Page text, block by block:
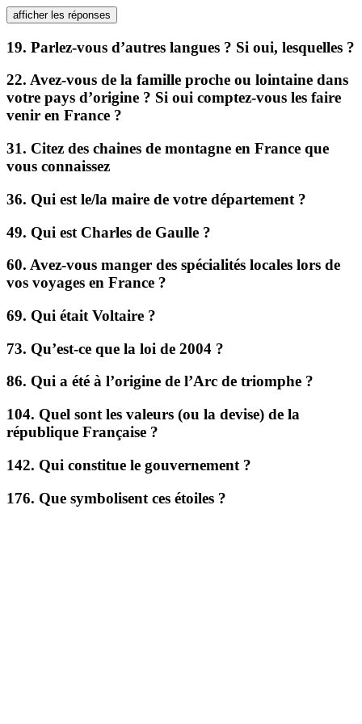
afficher les réponses
19. Parlez-vous d’autres langues ? Si oui, lesquelles ?
22. Avez-vous de la famille proche ou lointaine dans
votre pays d’origine ? Si oui comptez-vous les faire
venir en France ?
31. Citez des chaines de montagne en France que
vous connaissez
36. Qui est le/la maire de votre département ?
49. Qui est Charles de Gaulle ?
60. Avez-vous manger des spécialités locales lors de
vos voyages en France ?
69. Qui était Voltaire ?
73. Qu’est-ce que la loi de 2004 ?
86. Qui a été à l’origine de l’Arc de triomphe ?
104. Quel sont les valeurs (ou la devise) de la
république Française ?
142. Qui constitue le gouvernement ?
176. Que symbolisent ces étoiles ?